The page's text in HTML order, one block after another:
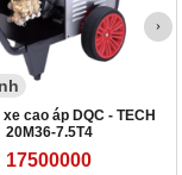
cao áp DQC - TECH
20M36-7.5T4
17500000